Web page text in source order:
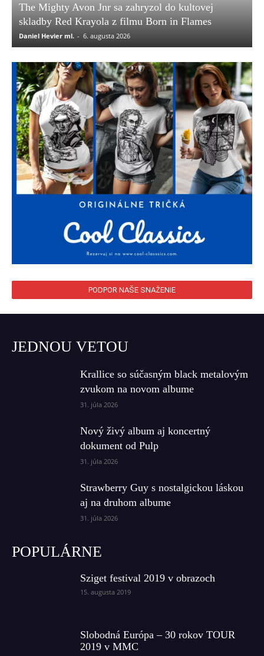
The Mighty Avon Jnr sa zahryzol do kultovej
skladby Red Krayola z filmu Born in Flames
Daniel Hevier ml. - 6. augusta 2026
PODPOR NAŠE SNAŽENIE
JEDNOU VETOU
Krallice so súčasným black metalovým
zvukom na novom albume
31. júla 2026
Nový živý album aj koncertný
dokument od Pulp
31. júla 2026
Strawberry Guy s nostalgickou láskou
aj na druhom albume
31. júla 2026
POPULÁRNE
Sziget festival 2019 v obrazoch
15. augusta 2019
Slobodná Európa – 30 rokov TOUR
2019 v MMC